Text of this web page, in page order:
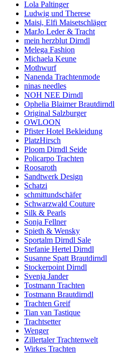
Lola Paltinger
Ludwig und Therese
Maisi, Elfi Maisetschläger
MarJo Leder & Tracht
mein herzblut Dirndl
Melega Fashion
Michaela Keune
Mothwurf
Nanenda Trachtenmode
ninas needles
NOH NEE Dirndl
Ophelia Blaimer Brautdirndl
Original Salzburger
OWLOON
Pfister Hotel Bekleidung
PlatzHirsch
Ploom Dirndl Seide
Policarpo Trachten
Roosaroth
Sandtwerk Design
Schatzi
schmittundschäfer
Schwarzwald Couture
Silk & Pearls
Sonja Fellner
Spieth & Wensky
Sportalm Dirndl Sale
Stefanie Hertel Dirndl
Susanne Spatt Brautdirndl
Stockerpoint Dirndl
Svenja Jander
Tostmann Trachten
Tostmann Brautdirndl
Trachten Greif
Tian van Tastique
Trachtsetter
Wenger
Zillertaler Trachtenwelt
Wirkes Trachten